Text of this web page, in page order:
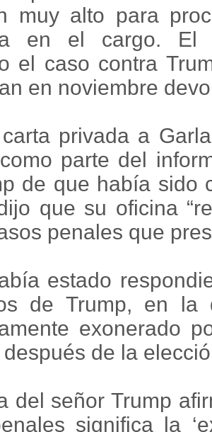
muy alto para
en el cargo. El
el caso contra
en noviembre
privada a
parte del
de que había sido
que su oficina
penales que
estado
de Trump, en la
exonerado
de la
del señor Trump
significa la